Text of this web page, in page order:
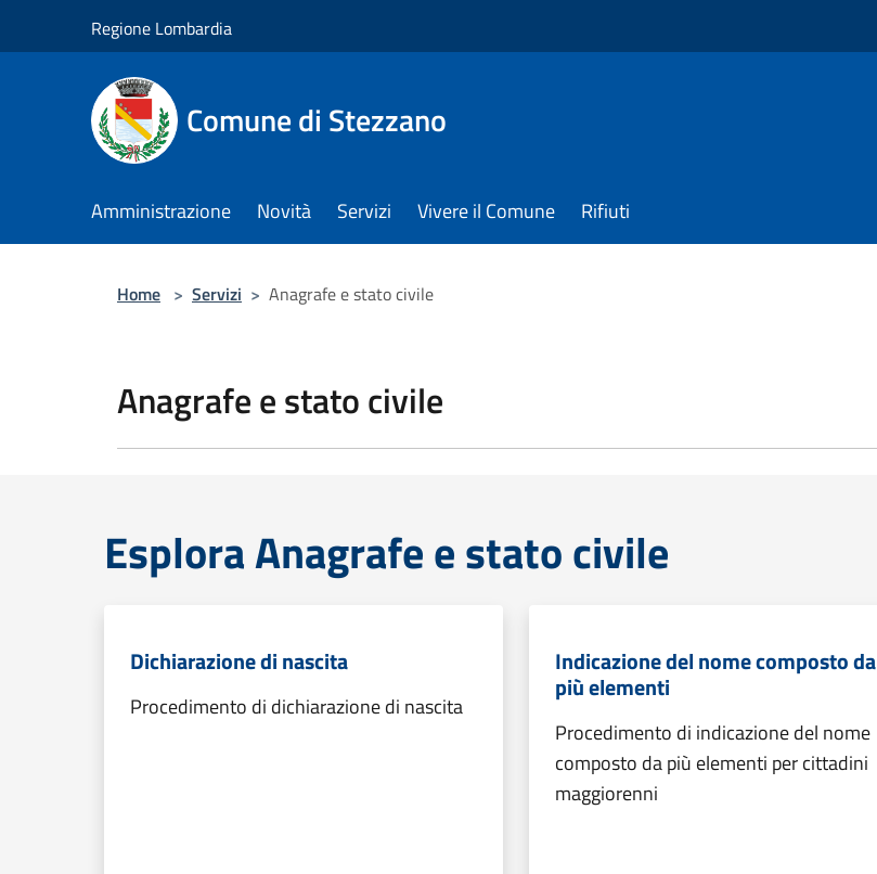
Regione Lombardia
Comune di Stezzano
Amministrazione Novità Servizi Vivere il Comune Rifiuti
Home > Servizi > Anagrafe e stato civile
Anagrafe e stato civile
Esplora Anagrafe e stato civile
Dichiarazione di nascita
Procedimento di dichiarazione di nascita
Indicazione del nome composto da
più elementi
Procedimento di indicazione del nome
composto da più elementi per cittadini
maggiorenni